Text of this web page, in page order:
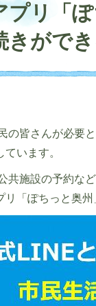
プリ「
きがで
の皆さんが必要
います。
共施設の予約な
リ「ぽちっと奥